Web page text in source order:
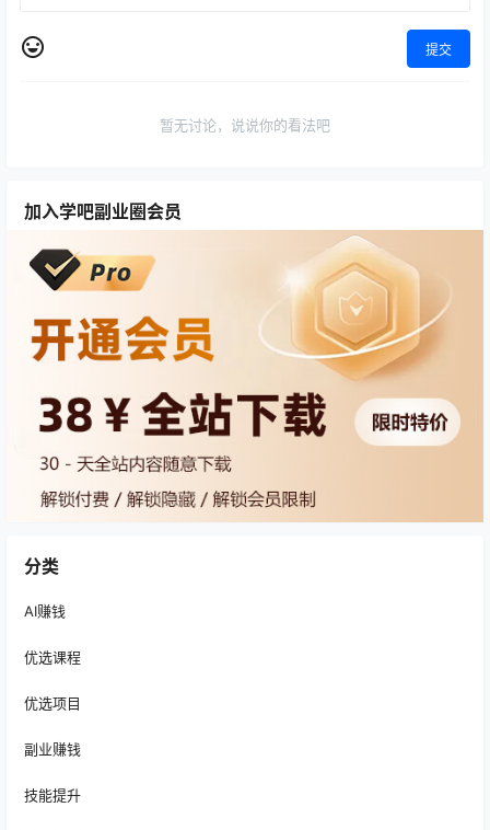
提交
暂无讨论，说说你的看法吧
加入学吧副业圈会员
分类
AI赚钱
优选课程
优选项目
副业赚钱
技能提升